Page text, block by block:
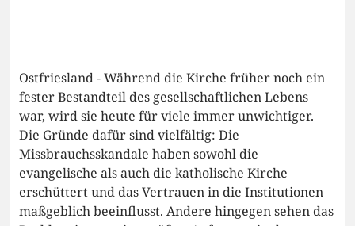
Ostfriesland - Während die Kirche früher noch ein
fester Bestandteil des gesellschaftlichen Lebens
war, wird sie heute für viele immer unwichtiger.
Die Gründe dafür sind vielfältig: Die
Missbrauchsskandale haben sowohl die
evangelische als auch die katholische Kirche
erschüttert und das Vertrauen in die Institutionen
maßgeblich beeinflusst. Andere hingegen sehen das